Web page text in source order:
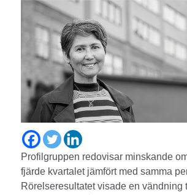
Profilgruppen redovisar minskande
fjärde kvartalet jämfört med samma
Rörelseresultatet visade en vändning